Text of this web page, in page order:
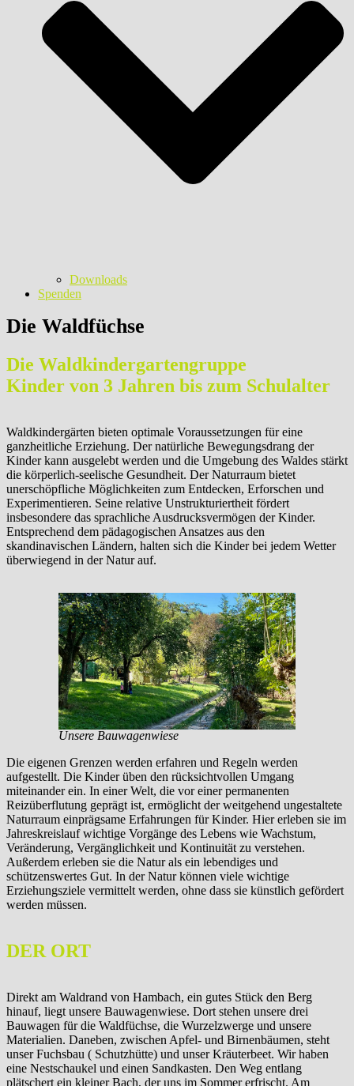
Downloads
Spenden
Die Waldfüchse
Die Waldkindergartengruppe
Kinder von 3 Jahren bis zum Schulalter
Waldkindergärten bieten optimale Voraussetzungen für eine
ganzheitliche Erziehung. Der natürliche Bewegungsdrang der
Kinder kann ausgelebt werden und die Umgebung des Waldes stärkt
die körperlich-seelische Gesundheit. Der Naturraum bietet
unerschöpfliche Möglichkeiten zum Entdecken, Erforschen und
Experimentieren. Seine relative Unstrukturiertheit fördert
insbesondere das sprachliche Ausdrucksvermögen der Kinder.
Entsprechend dem pädagogischen Ansatzes aus den
skandinavischen Ländern, halten sich die Kinder bei jedem Wetter
überwiegend in der Natur auf.
Unsere Bauwagenwiese
Die eigenen Grenzen werden erfahren und Regeln werden
aufgestellt. Die Kinder üben den rücksichtvollen Umgang
miteinander ein. In einer Welt, die vor einer permanenten
Reizüberflutung geprägt ist, ermöglicht der weitgehend ungestaltete
Naturraum einprägsame Erfahrungen für Kinder. Hier erleben sie im
Jahreskreislauf wichtige Vorgänge des Lebens wie Wachstum,
Veränderung, Vergänglichkeit und Kontinuität zu verstehen.
Außerdem erleben sie die Natur als ein lebendiges und
schützenswertes Gut. In der Natur können viele wichtige
Erziehungsziele vermittelt werden, ohne dass sie künstlich gefördert
werden müssen.
DER ORT
Direkt am Waldrand von Hambach, ein gutes Stück den Berg
hinauf, liegt unsere Bauwagenwiese. Dort stehen unsere drei
Bauwagen für die Waldfüchse, die Wurzelzwerge und unsere
Materialien. Daneben, zwischen Apfel- und Birnenbäumen, steht
unser Fuchsbau ( Schutzhütte) und unser Kräuterbeet. Wir haben
eine Nestschaukel und einen Sandkasten. Den Weg entlang
plätschert ein kleiner Bach, der uns im Sommer erfrischt. Am